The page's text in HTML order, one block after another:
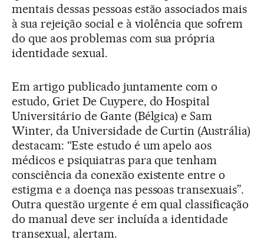
mentais dessas pessoas estão associados mais
à sua rejeição social e à violência que sofrem
do que aos problemas com sua própria
identidade sexual.
Em artigo publicado juntamente com o
estudo, Griet De Cuypere, do Hospital
Universitário de Gante (Bélgica) e Sam
Winter, da Universidade de Curtin (Austrália)
destacam: “Este estudo é um apelo aos
médicos e psiquiatras para que tenham
consciência da conexão existente entre o
estigma e a doença nas pessoas transexuais”.
Outra questão urgente é em qual classificação
do manual deve ser incluída a identidade
transexual, alertam.